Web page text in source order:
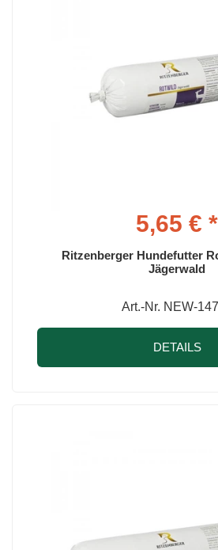
5,65 € *
Ritzenberger Hundefutter
Jägerwald
Art.-Nr. NEW-
DETAILS